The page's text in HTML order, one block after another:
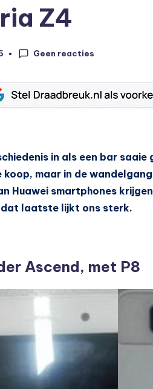
Z4
Geen reacties
in als een bar
koop, maar in de
Huawei smartphones
dat laatste lijkt ons sterk.
Ascend, met P8